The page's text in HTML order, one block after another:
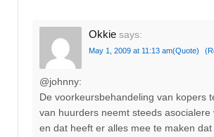
Okkie says:
May 1, 2009 at 11:13 am(Quote)
@johnny:
De voorkeursbehandeling van kopers
van huurders neemt steeds asocialere
en dat heeft er alles mee te maken dat